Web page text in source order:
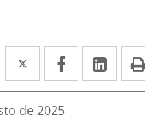
Twitter
Enlace
a
una
Facebook
Enlace
a
a
de 2025